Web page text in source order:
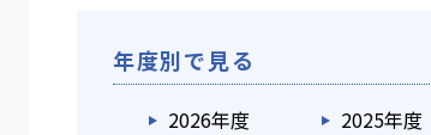
年度別で見る
2026年度 2025年度